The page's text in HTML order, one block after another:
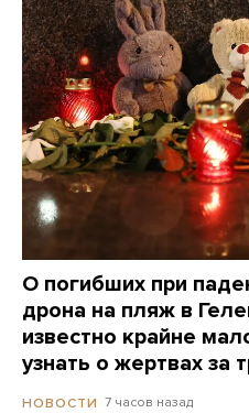
О погибших при
дрона на пляж в
известно крайне
узнать о жертвах за
НОВОСТИ 7 часов назад